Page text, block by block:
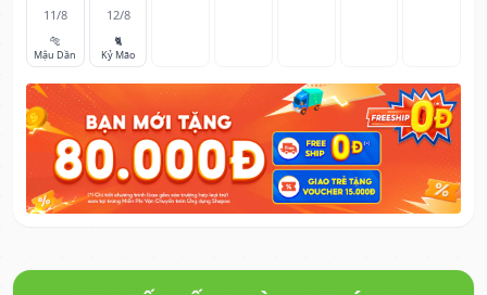
11/8
🐅
Mậu Dần
12/8
🐈
Kỷ Mão